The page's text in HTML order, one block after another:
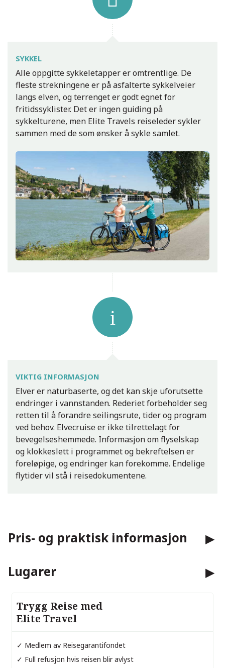
SYKKEL
Alle oppgitte sykkeletapper er omtrentlige. De
fleste strekningene er på asfalterte sykkelveier
langs elven, og terrenget er godt egnet for
fritidssyklister. Det er ingen guiding på
sykkelturene, men Elite Travels reiseleder sykler
sammen med de som ønsker å sykle samlet.
VIKTIG INFORMASJON
Elver er naturbaserte, og det kan skje uforutsette
endringer i vannstanden. Rederiet forbeholder seg
retten til å forandre seilingsrute, tider og program
ved behov. Elvecruise er ikke tilrettelagt for
bevegelseshemmede. Informasjon om flyselskap
og klokkeslett i programmet og bekreftelsen er
foreløpige, og endringer kan forekomme. Endelige
flytider vil stå i reisedokumentene.
Pris- og praktisk informasjon
Lugarer
Trygg Reise med
Elite Travel
✓ Medlem av Reisegarantifondet
✓ Full refusjon hvis reisen blir avlyst